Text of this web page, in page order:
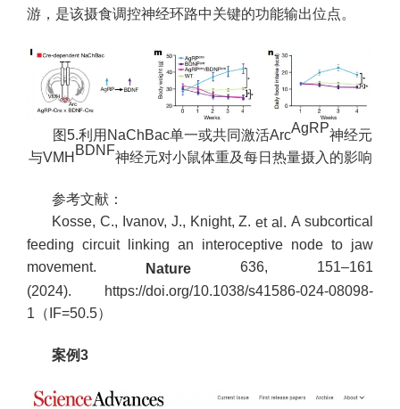
游，是该摄食调控神经环路中关键的功能输出位点。
图5.利用NaChBac单一或共同激活ArcAgRP神经元
与VMH BDNF神经元对小鼠体重及每日热量摄入的影响
参考文献：
Kosse, C., Ivanov, J., Knight, Z.et al. A subcortical
feeding circuit linking an interoceptive node to jaw
movement.
Nature 636, 151–161
(2024).
https://doi.org/10.1038/s41586-024-08098-
1 （IF=50.5）
案例3